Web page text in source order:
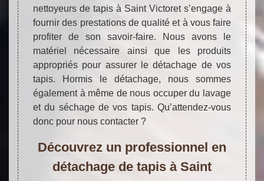
nettoyeurs de tapis à Saint Victoret s’engage à
fournir des prestations de qualité et à vous faire
profiter de son savoir-faire. Nous avons le
matériel nécessaire ainsi que les produits
appropriés pour assurer le détachage de vos
tapis. Hormis le détachage, nous sommes
également à même de nous occuper du lavage
et du séchage de vos tapis. Qu’attendez-vous
donc pour nous contacter ?
Découvrez un professionnel en
détachage de tapis à Saint